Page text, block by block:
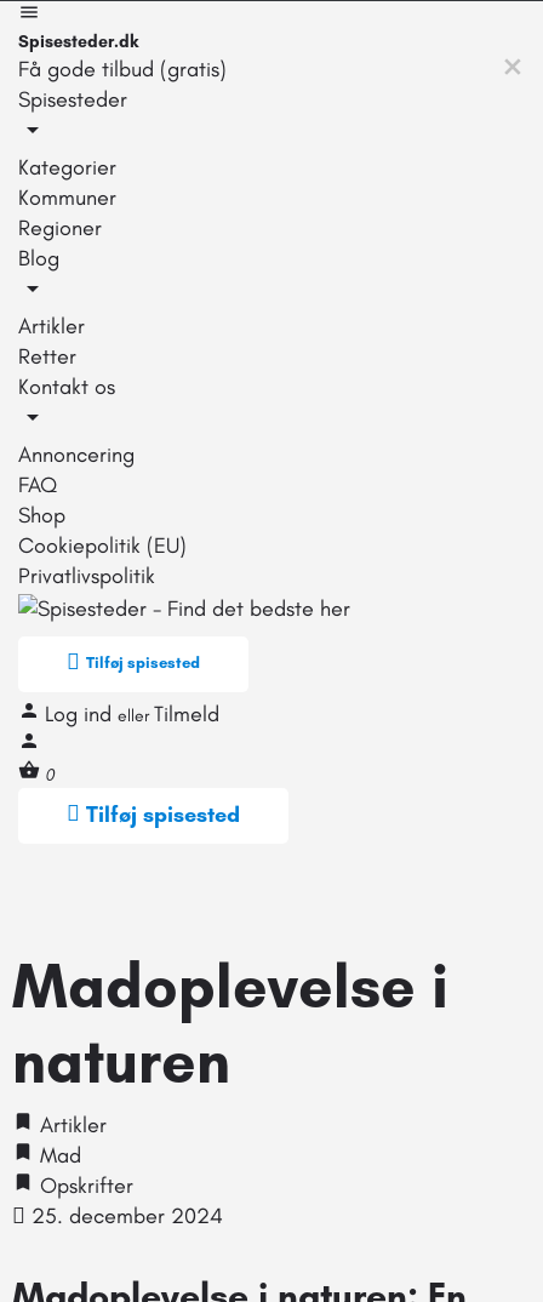
Spisesteder.dk
Få gode tilbud (gratis)
Spisesteder
Kategorier
Kommuner
Regioner
Blog
Artikler
Retter
Kontakt os
Annoncering
FAQ
Shop
Cookiepolitik (EU)
Privatlivspolitik
Tilføj spisested
Log ind eller Tilmeld
0
Tilføj spisested
Madoplevelse i
naturen
Artikler
Mad
Opskrifter
25. december 2024